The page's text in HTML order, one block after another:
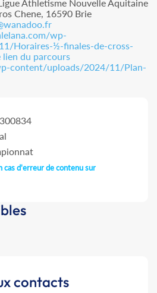
Athletisme Nouvelle Aquitaine
Chene, 16590 Brie
wp-
Horaires-½-finales-de-cross-
lien du parcours
content/uploads/2024/11/Plan-
cas d'erreur de contenu sur
contacts